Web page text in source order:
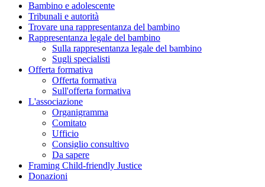
Bambino e adolescente
Tribunali e autorità
Trovare una rappresentanza del bambino
Rappresentanza legale del bambino
Sulla rappresentanza legale del bambino
Sugli specialisti
Offerta formativa
Offerta formativa
Sull'offerta formativa
L'associazione
Organigramma
Comitato
Ufficio
Consiglio consultivo
Da sapere
Framing Child-friendly Justice
Donazioni